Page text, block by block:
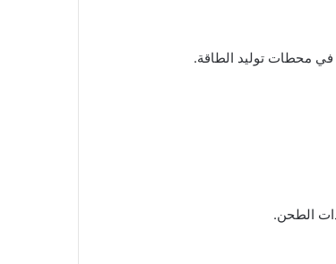
في محطات توليد الطاقة.
الطحن.